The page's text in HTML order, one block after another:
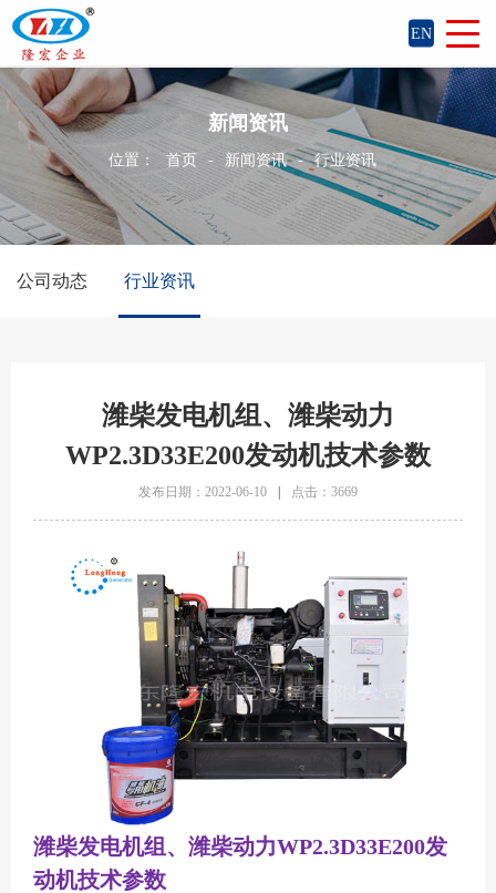
EN
新闻资讯
位置： 首页 - 新闻资讯 - 行业资讯
公司动态 行业资讯
潍柴发电机组、潍柴动力
WP2.3D33E200发动机技术参数
发布日期：2022-06-10 点击：3669
潍柴发电机组、潍柴动力WP2.3D33E200发
动机技术参数